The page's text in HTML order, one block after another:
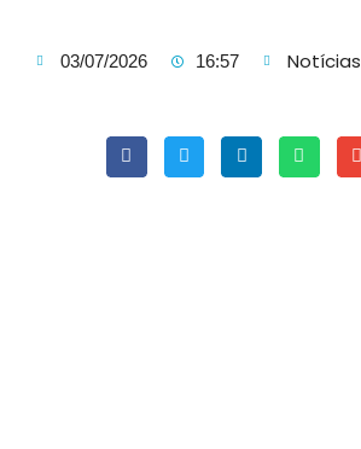
03/07/2026 16:57 Notícias